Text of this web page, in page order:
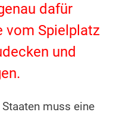
dafür
vom Spielplatz
und
muss eine